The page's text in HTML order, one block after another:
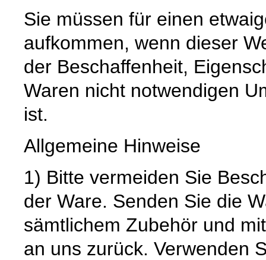
Sie müssen für einen
aufkommen, wenn dieser
der Beschaffenheit,
Waren nicht notwendigen
ist.
Allgemeine Hinweise
1) Bitte vermeiden Sie
der Ware. Senden Sie die
sämtlichem Zubehör und
an uns zurück. Verwenden